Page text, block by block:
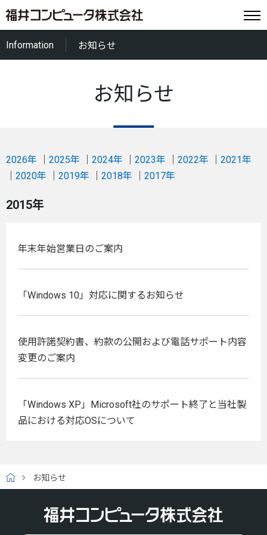
Information お知らせ
お知らせ
2026年 2025年 2024年 2023年 2022年
2021年
2020年
2019年 2018年 2017年
2015年
年末年始営業日のご案内
「Windows 10」対応に関するお知らせ
使用許諾契約書、約款の公開および電話サポート内容
変更のご案内
「Windows XP」Microsoft社のサポート終了と当社製
品における対応OSについて
H
お知らせ